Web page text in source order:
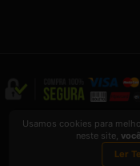
Balieiro e Balieiro comércio
Balieiro e Balieiro comércio
empresa
Usamos cookies para
neste site,
Ler